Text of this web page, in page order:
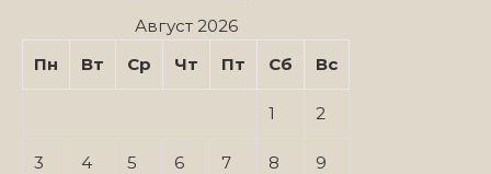
Август 2026
Пн
Вт Ср Чт Пт Сб Вс
1 2
3 4 5 6 7 8 9